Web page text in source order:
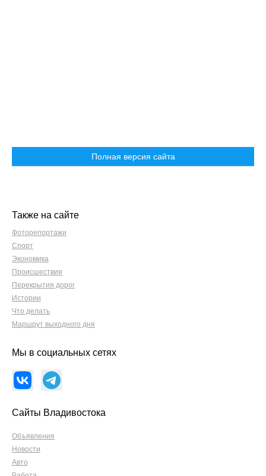
Полная версия сайта
Также на сайте
Фоторепортажи
Спорт
Экономика
Происшествия
Перекрытия дорог
Истории
Что делать
Маршрут выходного дня
Мы в социальных сетях
Сайты Владивостока
Объявления
Новости
Авто